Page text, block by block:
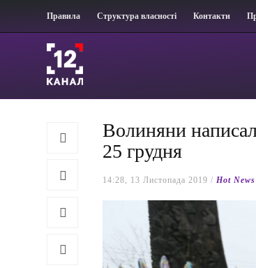
Правила Структура власності Контакти
Волиняни
25 грудня
14:28, 13 Листопада 2019 /Hot News